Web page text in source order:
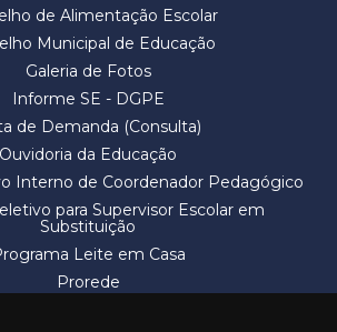
de Alimentação Escolar
Municipal de Educação
Galeria de Fotos
Informe SE - DGPE
de Demanda (Consulta)
Ouvidoria da Educação
Interno de Coordenador Pedagógico
para Supervisor Escolar em
Substituição
Leite em Casa
Prorede